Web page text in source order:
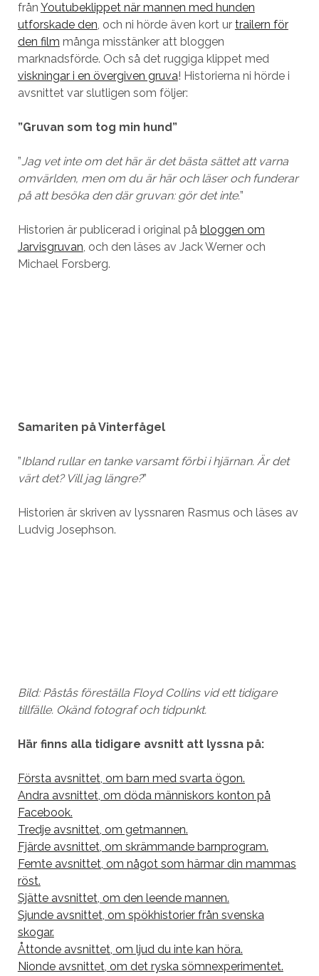
från Youtubeklippet när mannen med hunden
utforskade den, och ni hörde även kort ur trailern för
den film många misstänker att bloggen
marknadsförde. Och så det ruggiga klippet med
viskningar i en övergiven gruva! Historierna ni hörde i
avsnittet var slutligen som följer:
”Gruvan som tog min hund”
”Jag vet inte om det här är det bästa sättet att varna
omvärlden, men om du är här och läser och funderar
på att besöka den där gruvan: gör det inte.”
Historien är publicerad i original på bloggen om
Jarvisgruvan, och den läses av Jack Werner och
Michael Forsberg.
Samariten på Vinterfågel
”Ibland rullar en tanke varsamt förbi i hjärnan. Är det
värt det? Vill jag längre?”
Historien är skriven av lyssnaren Rasmus och läses av
Ludvig Josephson.
Bild: Påstås föreställa Floyd Collins vid ett tidigare
tillfälle. Okänd fotograf och tidpunkt.
Här finns alla tidigare avsnitt att lyssna på:
Första avsnittet, om barn med svarta ögon.
Andra avsnittet, om döda människors konton på
Facebook.
Tredje avsnittet, om getmannen.
Fjärde avsnittet, om skrämmande barnprogram.
Femte avsnittet, om något som härmar din mammas
röst.
Sjätte avsnittet, om den leende mannen.
Sjunde avsnittet, om spökhistorier från svenska
skogar.
Åttonde avsnittet, om ljud du inte kan höra.
Nionde avsnittet, om det ryska sömnexperimentet.